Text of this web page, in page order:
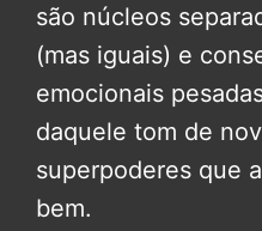
são núcleos
(mas iguais) e
emocionais
daquele tom de
superpoderes que
bem.